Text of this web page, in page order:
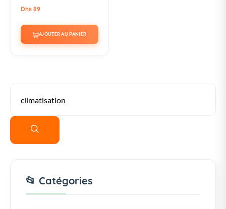
Dhs 89
AJOUTER AU PANIER
📂 Catégories